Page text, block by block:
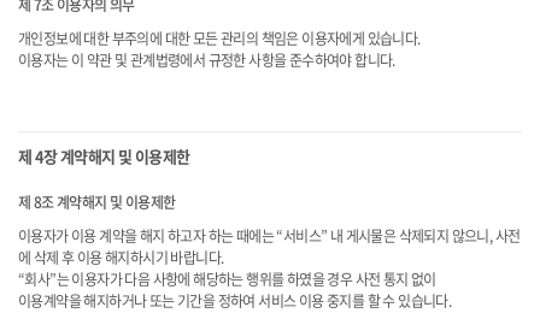
제 7조 이용자의 의무
개인정보에 대한 부주의에 대한 모든 관리의 책임은 이용자에게 있습니다.
이용자는 이 약관 및 관계법령에서 규정한 사항을 준수하여야 합니다.
제 4장 계약해지 및 이용제한
제 8조 계약해지 및 이용제한
이용자가 이용 계약을 해지 하고자 하는 때에는 “서비스” 내 게시물은 삭제되지 않으니, 사전
에 삭제 후 이용 해지하시기 바랍니다.
“회사”는 이용자가 다음 사항에 해당하는 행위를 하였을 경우 사전 통지 없이
이용계약을 해지하거나 또는 기간을 정하여 서비스 이용 중지를 할 수 있습니다.